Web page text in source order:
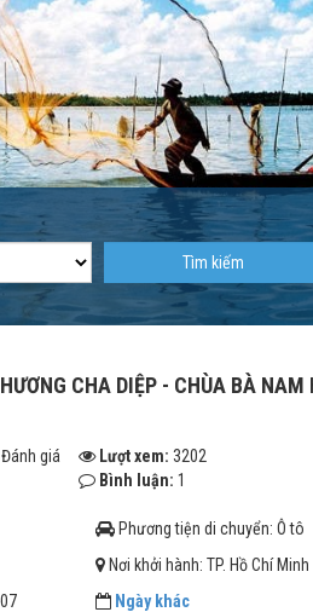
Tìm kiếm
CHA DIỆP - CHÙA BÀ NAM
Đánh giá Lượt xem: 3202
Bình luận: 1
Phương tiện di chuyển: Ô tô
Nơi khởi hành: TP. Hồ Chí Minh
Ngày khác